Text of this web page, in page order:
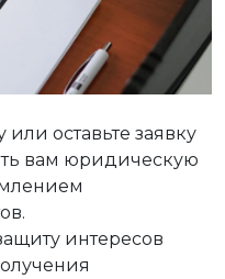
оставьте заявку
вам юридическую
интересов